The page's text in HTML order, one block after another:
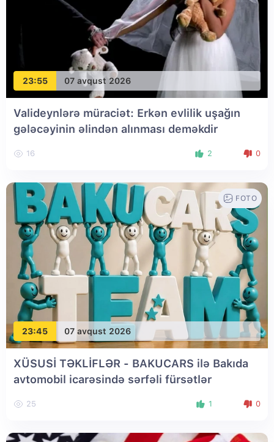
23:55 07 avqust 2026
Valideynlərə müraciət: Erkən evlilik uşağın
gələcəyinin əlindən alınması deməkdir
16 2 0
23:45 07 avqust 2026
FOTO
XÜSUSİ TƏKLİFLƏR - BAKUCARS ilə Bakıda
avtomobil icarəsində sərfəli fürsətlər
25 1 0